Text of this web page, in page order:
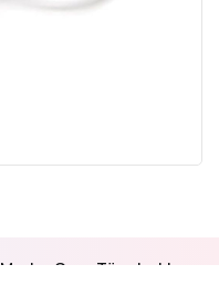
MedyaGon
. Tüm hakları